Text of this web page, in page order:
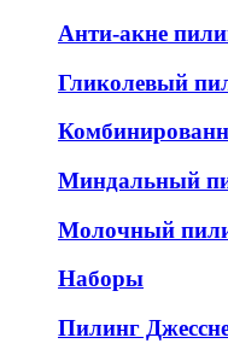
Анти-акне
Гликолевый
Миндальный
Молочный
Наборы
Пилинг